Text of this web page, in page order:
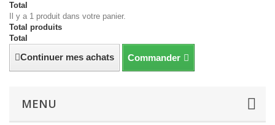
Total
Il y a 1 produit dans votre panier.
Total produits
Total
Continuer mes achats Commander
MENU